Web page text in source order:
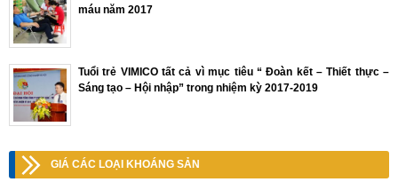
máu năm 2017
Tuổi trẻ VIMICO tất cả vì mục tiêu “ Đoàn kết – Thiết thực –
Sáng tạo – Hội nhập” trong nhiệm kỳ 2017-2019
GIÁ CÁC LOẠI KHOÁNG SẢN